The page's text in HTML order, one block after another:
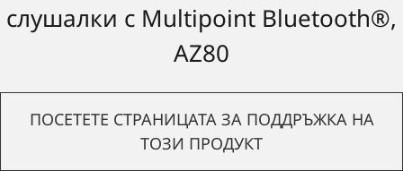
слушалки с Multipoint Bluetooth®,
AZ80
ПОСЕТЕТЕ СТРАНИЦАТА ЗА ПОДДРЪЖКА НА
ТОЗИ ПРОДУКТ